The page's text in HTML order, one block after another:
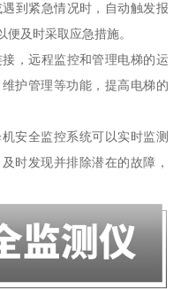
到紧急情况时，自动触发报
及时采取应急措施。
，远程监控和管理电梯的运
护管理等功能，提高电梯的
安全监控系统可以实时监测
时发现并排除潜在的故障，